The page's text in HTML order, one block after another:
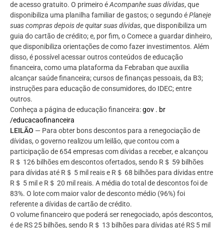
de acesso gratuito. O primeiro éAcompanhe suas dívidas, que
disponibiliza uma planilha familiar de gastos; o segundo éPlaneje
suas compras depois de quitar suas dívidas, que disponibiliza um
guia do cartão de crédito; e, por fim, o Comece a guardar dinheiro,
que disponibiliza orientações de como fazer investimentos. Além
disso, é possível acessar outros conteúdos de educação
financeira, como uma plataforma da Febraban que auxilia
alcançar saúde financeira; cursos de finanças pessoais, da B3;
instruções para educação de consumidores, do IDEC; entre
outros.
Conheça a página de educação financeira:gov . br
/educacaofinanceira
LEILÃO — Para obter bons descontos para a renegociação de
dívidas, o governo realizou um leilão, que contou com a
participação de 654 empresas com dívidas a receber, e alcançou
R＄ 126 bilhões em descontos ofertados, sendo R＄ 59 bilhões
para dívidas até R＄ 5 mil reais e R＄ 68 bilhões para dívidas entre
R＄ 5 mil e R＄ 20 mil reais. A média do total de descontos foi de
83%. O lote com maior valor de desconto médio (96%) foi
referente a dívidas de cartão de crédito.
O volume financeiro que poderá ser renegociado, após descontos,
é de RS 25 bilhões, sendo R＄ 13 bilhões para dívidas até RS 5 mil